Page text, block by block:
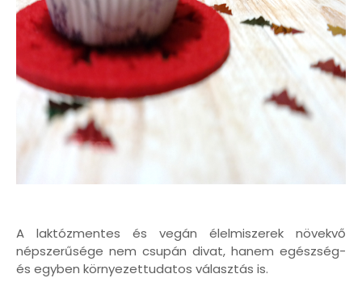
A laktózmentes és vegán élelmiszerek növekvő
népszerűsége nem csupán divat, hanem egészség-
és egyben környezettudatos választás is.